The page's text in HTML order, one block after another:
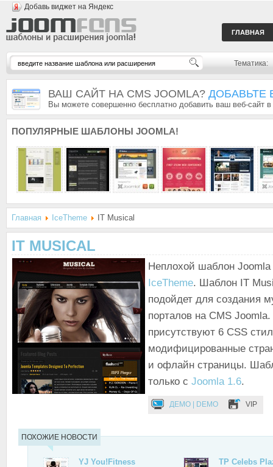
Добавь виджет на Яндекс
ГЛАВНАЯ
Тематика:
ВАШ САЙТ НА CMS JOOMLA? ДОБАВЬТЕ
Вы можете совершенно бесплатно добавить ваш веб-сайт
ПОПУЛЯРНЫЕ ШАБЛОНЫ JOOMLA!
Главная IceTheme IT Musical
IT MUSICAL
Неплохой шаблон Joomla
IceTheme. Шаблон IT
подойдет для создания
порталов на CMS
присутствуют 6 CSS
модифицированные
и офлайн страницы.
только с Joomla 1.6.
ДЕМО | DEMO VIP
ПОХОЖИЕ НОВОСТИ
YJ You!Fitness
TP Celebs